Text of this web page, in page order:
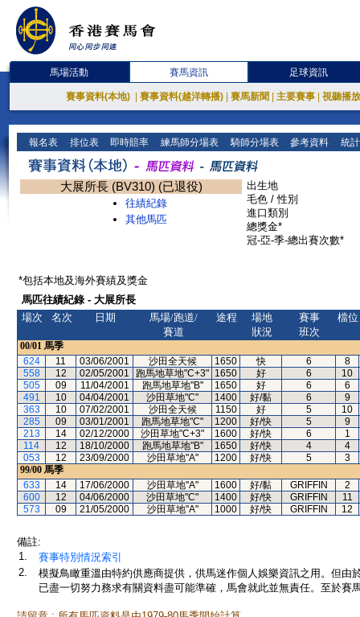
馬場活動 賽馬資訊 足球資訊
賽事資料(本地) 賽事資料(越洋轉播) 賽馬新聞 主要賽事 視聽播
報名表 排位表 即時賠率 練馬師分場表 騎師分場表 參考資料 統
大展所長 (BV310) (已退役)
往績紀錄
其他馬匹
出生地
毛色 / 性別
進口類別
總獎金*
冠-亞-季-總出賽次數*
*包括本地及海外賽績及獎金
馬匹往績紀錄 - 大展所長
場次
名次 日期
馬場/跑道/
賽道
途程
場地
狀況
賽事
班次
檔位
00/01 馬季
624
11 03/06/2001 沙田全天候 1650 快 6
8
558
12 02/05/2001 跑馬地草地"C+3" 1650 好 6
10
505
09 11/04/2001 跑馬地草地"B" 1650 好 6
6
491
10 04/04/2001 沙田草地"C" 1400 好/黏 6
9
363
10 07/02/2001 沙田全天候 1150 好 5
10
285
09 03/01/2001 跑馬地草地"C" 1200 好/快 5
9
213
14 02/12/2000 沙田草地"C+3" 1600 好/快 6
1
114
12 18/10/2000 跑馬地草地"B" 1650 好/快 4
4
053
12 23/09/2000 沙田草地"A" 1200 好/快 5
3
99/00 馬季
633
14 17/06/2000 沙田草地"A" 1600 好/黏 GRIFFIN
2
600
12 04/06/2000 沙田草地"C" 1400 好/快 GRIFFIN
11
573
09 21/05/2000 沙田草地"A" 1000 好/快 GRIFFIN 12
備註:
1.
賽事特別情況索引
2.
模擬鳥瞰重溫由特約供應商提供，供馬迷作個人娛樂資訊之用。但
已盡一切努力務求有關資料盡可能準確，馬會就此並無責任。至於賽